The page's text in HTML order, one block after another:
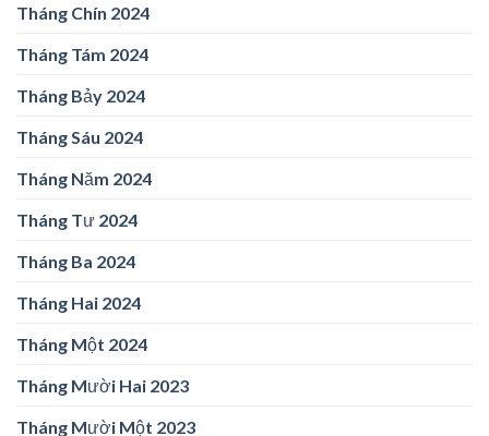
Tháng Chín 2024
Tháng Tám 2024
Tháng Bảy 2024
Tháng Sáu 2024
Tháng Năm 2024
Tháng Tư 2024
Tháng Ba 2024
Tháng Hai 2024
Tháng Một 2024
Tháng Mười Hai 2023
Tháng Mười Một 2023